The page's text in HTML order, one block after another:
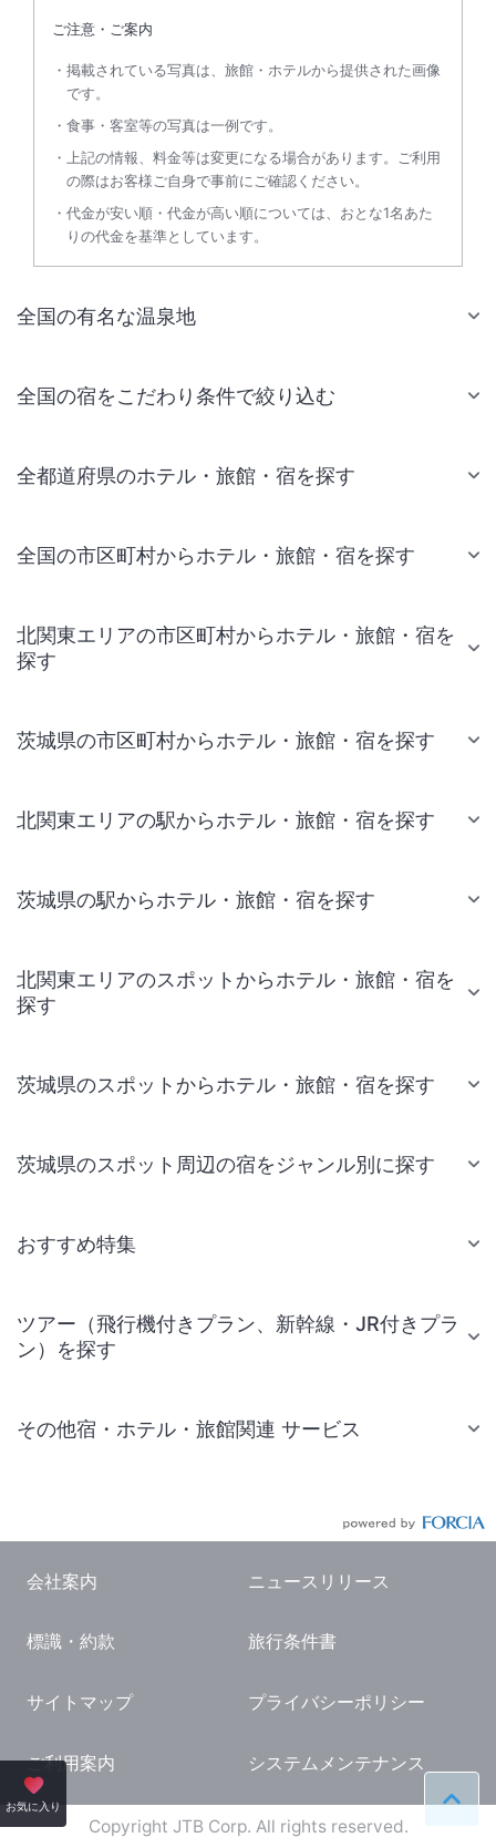
ご注意・ご案内
掲載されている写真は、旅館・ホテルから提供された画像
です。
食事・客室等の写真は一例です。
上記の情報、料金等は変更になる場合があります。ご利用
の際はお客様ご自身で事前にご確認ください。
代金が安い順・代金が高い順については、おとな1名あた
りの代金を基準としています。
お気に入り ペー
全国の有名な温泉地
全国の宿をこだわり条件で絞り込む
全都道府県のホテル・旅館・宿を探す
全国の市区町村からホテル・旅館・宿を探す
北関東エリアの市区町村からホテル・旅館・宿を
探す
茨城県の市区町村からホテル・旅館・宿を探す
北関東エリアの駅からホテル・旅館・宿を探す
茨城県の駅からホテル・旅館・宿を探す
北関東エリアのスポットからホテル・旅館・宿を
探す
茨城県のスポットからホテル・旅館・宿を探す
茨城県のスポット周辺の宿をジャンル別に探す
おすすめ特集
ツアー（飛行機付きプラン、新幹線・JR付きプラ
ン）を探す
その他宿・ホテル・旅館関連 サービス
国内観光ガイド
旅行・観光情報
会社案内 ニュースリリース
標識・約款 旅行条件書
サイトマップ プライバシーポリシー
ご利用案内 システムメンテナンス
Copyright JTB Corp. All rights reserved.